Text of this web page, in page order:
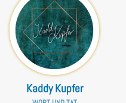
Kaddy Kupfer